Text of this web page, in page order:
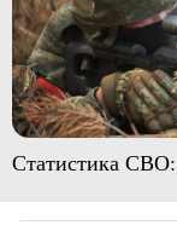
Статистика СВО: